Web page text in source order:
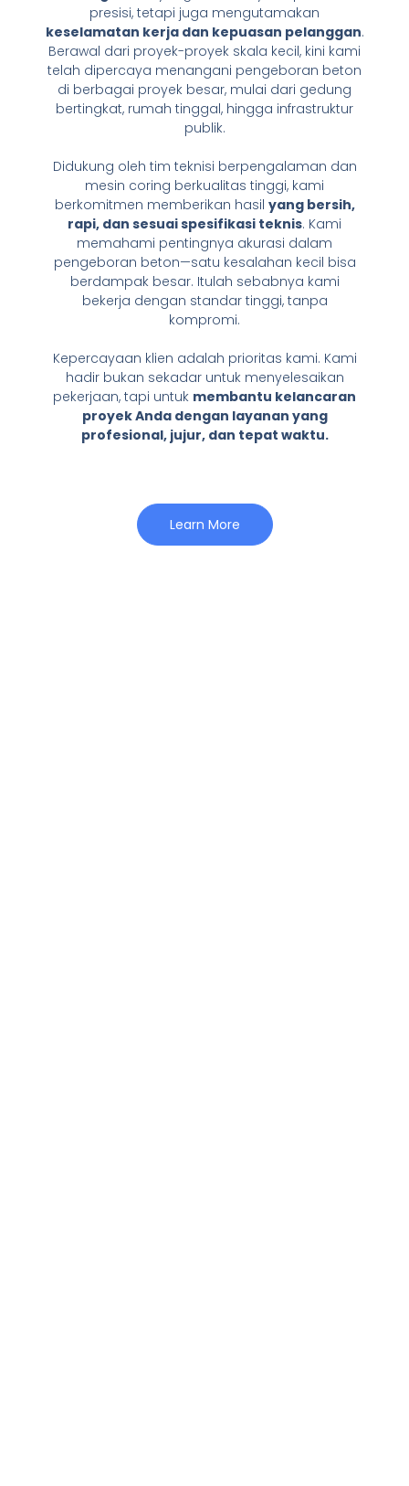
presisi, tetapi juga mengutamakan
keselamatan kerja dan kepuasan pelanggan.
Berawal dari proyek-proyek skala kecil, kini kami
telah dipercaya menangani pengeboran beton
di berbagai proyek besar, mulai dari gedung
bertingkat, rumah tinggal, hingga infrastruktur
publik.
Didukung oleh tim teknisi berpengalaman dan
mesin coring berkualitas tinggi, kami
berkomitmen memberikan hasil yang bersih,
rapi, dan sesuai spesifikasi teknis. Kami
memahami pentingnya akurasi dalam
pengeboran beton—satu kesalahan kecil bisa
berdampak besar. Itulah sebabnya kami
bekerja dengan standar tinggi, tanpa
kompromi.
Kepercayaan klien adalah prioritas kami. Kami
hadir bukan sekadar untuk menyelesaikan
pekerjaan, tapi untuk membantu kelancaran
proyek Anda dengan layanan yang
profesional, jujur, dan tepat waktu.
Learn More